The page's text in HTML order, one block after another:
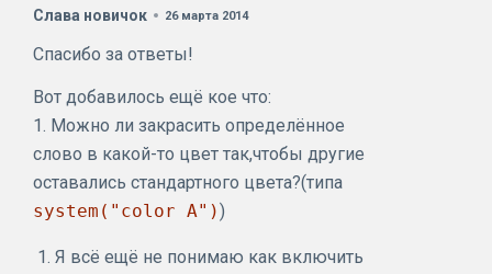
Слава новичок 26 марта 2014
Спасибо за ответы!
Вот добавилось ещё кое что:
1. Можно ли закрасить определённое
слово в какой-то цвет так,чтобы другие
оставались стандартного цвета?(типа
system("color A"))
Я всё ещё не понимаю как включить